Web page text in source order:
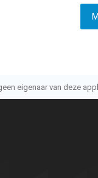
eigenaar van deze